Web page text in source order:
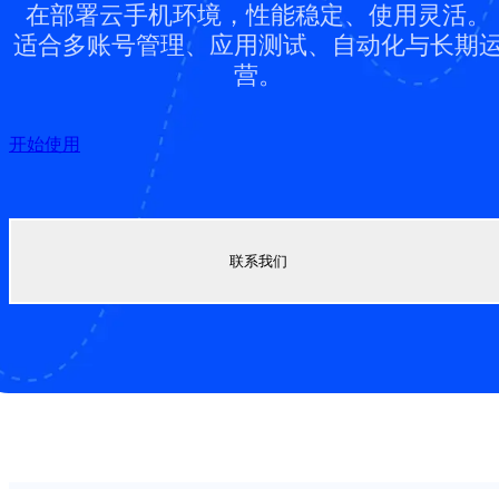
在部署云手机环境，性能稳定、使用灵活。
适合多账号管理、应用测试、自动化与长期
营。
开始使用
联系我们